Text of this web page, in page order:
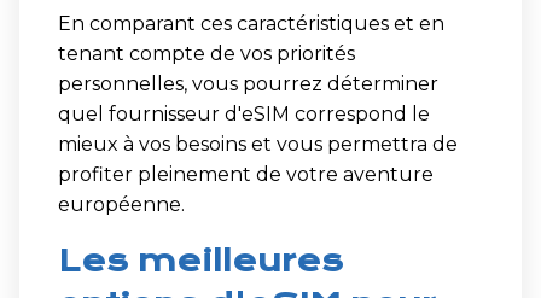
En comparant ces caractéristiques et en
tenant compte de vos priorités
personnelles, vous pourrez déterminer
quel fournisseur d'eSIM correspond le
mieux à vos besoins et vous permettra de
profiter pleinement de votre aventure
européenne.
Les meilleures